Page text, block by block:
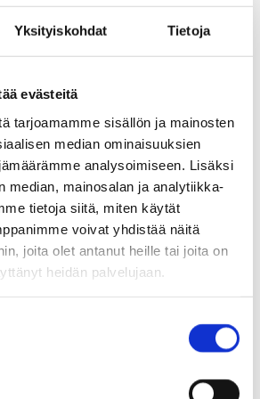
Yksityiskohdat Tietoja
evästeitä
tarjoamamme sisällön ja mainosten
median ominaisuuksien
analysoimiseen. Lisäksi
median, mainosalan ja analytiikka-
tietoja siitä, miten käytät
voivat yhdistää näitä
joita olet antanut heille tai joita on
heidän palvelujaan.
ei ole suihkua eikä saunaa.
PIN-koodin saa
info@tuusulanurheiluk
vastataan maanantaista
8–15. Koodi on sama kuin